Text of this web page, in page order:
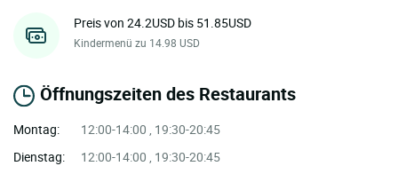
Preis von 24.2USD bis 51.85USD
Kindermenü zu 14.98 USD
Öffnungszeiten des Restaurants
Montag:
12:00-14:00 , 19:30-20:45
Dienstag:
12:00-14:00 , 19:30-20:45